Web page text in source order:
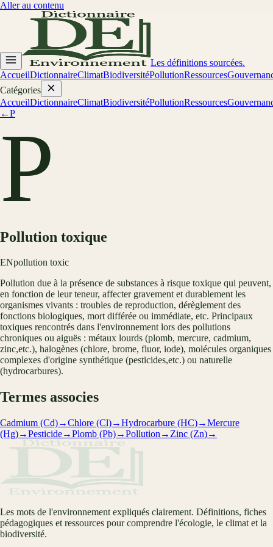
Aller au contenu
Les définitions sourcées.
AccueilDictionnaireClimatBiodiversitéPollutionRessources
Catégories
AccueilDictionnaireClimatBiodiversitéPollutionRessources
←P
P
Pollution toxique
ENpollution toxic
Pollution due à la présence de substances à risque toxique qui peuvent,
en fonction de leur teneur, affecter gravement et durablement les
organismes vivants : troubles de reproduction, dérèglement des
fonctions biologiques, mort différée ou immédiate, etc. Principaux
toxiques rencontrés dans l'environnement lors des pollutions
chroniques ou aiguës : métaux lourds (plomb, mercure, cadmium,
zinc,etc.), halogènes (chlore, brome, fluor, iode), molécules organiques
complexes d'origine synthétique (pesticides,etc.) ou naturelle
(hydrocarbures).
Termes associes
Cadmium (Cd)→Chlore (Cl)→Hydrocarbure (HC)→Mercure
(Hg)→Pesticide→Plomb (Pb)→Pollution → Zinc (Zn)→
Les mots de l'environnement expliqués clairement. Définitions, fiches
pédagogiques et ressources pour comprendre l'écologie, le climat et la
biodiversité.